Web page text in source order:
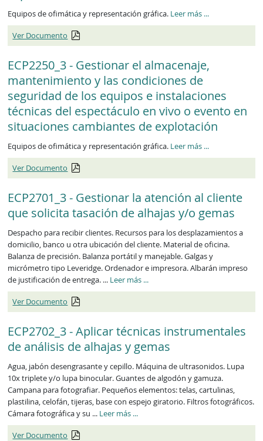
Equipos de ofimática y representación gráfica. Leer más ECP2249_3
...
Ver Documento
ECP2250_3 - Gestionar el almacenaje,
mantenimiento y las condiciones de
seguridad de los equipos e instalaciones
técnicas del espectáculo en vivo o evento en
situaciones cambiantes de explotación
Equipos de ofimática y representación gráfica. Leer más ECP2250_3
...
Ver Documento
ECP2701_3 - Gestionar la atención al cliente
que solicita tasación de alhajas y/o gemas
Despacho para recibir clientes. Recursos para los desplazamientos a
domicilio, banco u otra ubicación del cliente. Material de oficina.
Balanza de precisión. Balanza portátil y manejable. Galgas y
micrómetro tipo Leveridge. Ordenador e impresora. Albarán impreso
de justificación de entrega. ... Leer más ECP2701_3
...
Ver Documento
ECP2702_3 - Aplicar técnicas instrumentales
de análisis de alhajas y gemas
Agua, jabón desengrasante y cepillo. Máquina de ultrasonidos. Lupa
10x triplete y/o lupa binocular. Guantes de algodón y gamuza.
Campana para fotografiar. Pequeños elementos: telas, cartulinas,
plastilina, celofán, tijeras, base con espejo giratorio. Filtros fotográficos.
Cámara fotográfica y su ... Leer más ECP2702_3
...
Ver Documento